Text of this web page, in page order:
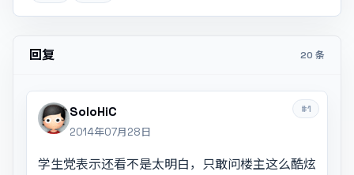
回复 20 条
#1
SoloHiC
2014年07月28日
学生党表示还看不是太明白，只敢问楼主这么酷炫